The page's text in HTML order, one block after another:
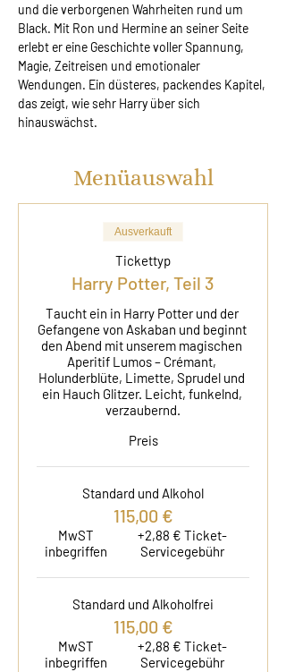
und die verborgenen Wahrheiten rund um
Black. Mit Ron und Hermine an seiner Seite
erlebt er eine Geschichte voller Spannung,
Magie, Zeitreisen und emotionaler
Wendungen. Ein düsteres, packendes Kapitel,
das zeigt, wie sehr Harry über sich
hinauswächst.
Menüauswahl
Ausverkauft
Tickettyp
Harry Potter, Teil 3
Taucht ein in Harry Potter und der
Gefangene von Askaban und beginnt
den Abend mit unserem magischen
Aperitif Lumos – Crémant,
Holunderblüte, Limette, Sprudel und
ein Hauch Glitzer. Leicht, funkelnd,
verzaubernd.
Preis
Standard und Alkohol
115,00 €
MwST
inbegriffen
+2,88 € Ticket-
Servicegebühr
Standard und Alkoholfrei
115,00 €
MwST
inbegriffen
+2,88 € Ticket-
Servicegebühr